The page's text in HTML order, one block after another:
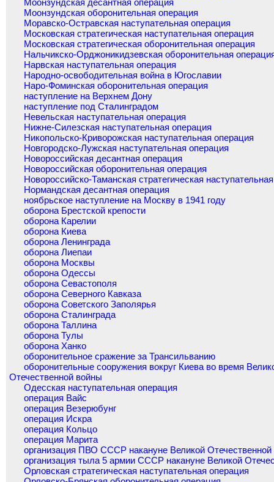
Моонзундская десантная операция
Моонзундская оборонительная операция
Моравско-Остравская наступательная операция
Московская стратегическая наступательная операция
Московская стратегическая оборонительная операция
Нальчикско-Орджоникидзевская оборонительная
Нарвская наступательная операция
Народно-освободительная война в Югославии
Наро-Фоминская оборонительная операция
наступление на Верхнем Дону
наступление под Сталинградом
Невельская наступательная операция
Нижне-Силезская наступательная операция
Никопольско-Криворожская наступательная операция
Новгородско-Лужская наступательная операция
Новороссийская десантная операция
Новороссийская оборонительная операция
Новороссийско-Таманская стратегическая
Нормандская десантная операция
ноябрьское наступление на Москву в 1941 году
оборона Брестской крепости
оборона Карелии
оборона Киева
оборона Ленинграда
оборона Лиепаи
оборона Москвы
оборона Одессы
оборона Севастополя
оборона Северного Кавказа
оборона Советского Заполярья
оборона Сталинграда
оборона Таллина
оборона Тулы
оборона Ханко
оборонительное сражение за Трансильванию
оборонительные сооружения вокруг Киева во время
Отечественной войны
Одесская наступательная операция
операция Вайс
операция Везерюбунг
операция Искра
операция Кольцо
операция Марита
организация ПВО СССР накануне Великой
организация тыла 5 армии СССР накануне Великой
Орловская стратегическая наступательная операция